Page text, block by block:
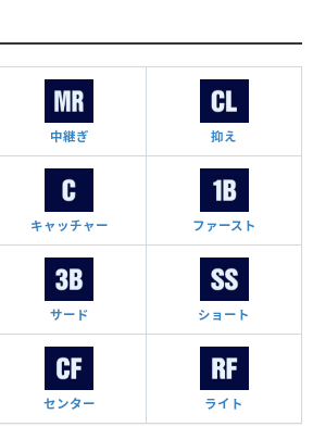
中継ぎ 抑え
キャッチャー ファースト
サード ショート
センター ライト